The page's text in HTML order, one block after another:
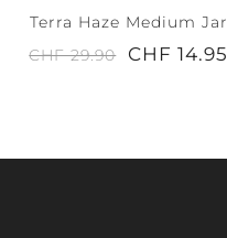
Terra Haze Medium Jar
CHF 29.90
CHF 14.95